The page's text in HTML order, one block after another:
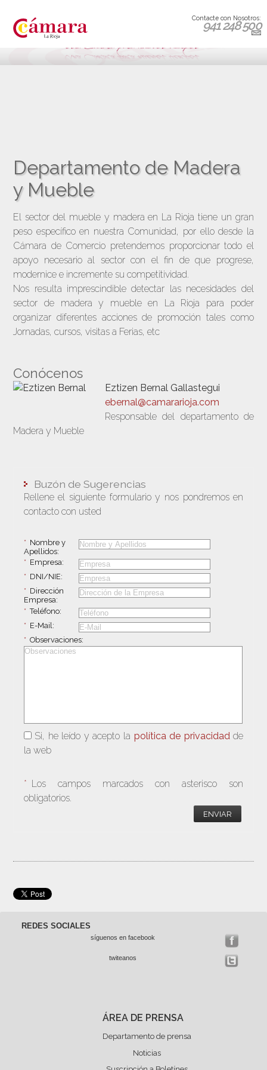
Contacte con Nosotros:
941 248 500
Departamento de Madera
y Mueble
El sector del mueble y madera en La Rioja tiene un gran
peso específico en nuestra Comunidad, por ello desde la
Cámara de Comercio pretendemos proporcionar todo el
apoyo necesario al sector con el fin de que progrese,
modernice e incremente su competitividad.
Nos resulta imprescindible detectar las necesidades del
sector de madera y mueble en La Rioja para poder
organizar diferentes acciones de promoción tales como
Jornadas, cursos, visitas a Ferias, etc
Conócenos
Eztizen Bernal Gallastegui
ebernal@camararioja.com
Responsable del departamento de
Madera y Mueble
Buzón de Sugerencias
Rellene el siguiente formulario y nos pondremos en
contacto con usted
* Nombre y
Apellidos:
* Empresa:
* DNI/NIE:
* Dirección
Empresa:
* Teléfono:
* E-Mail:
* Observaciones:
Si, he leído y acepto la política de privacidadde
la web
* Los campos marcados con asterisco son
obligatorios.
ENVIAR
REDES SOCIALES
síguenos en facebook
twiteanos
ÁREA DE PRENSA
Departamento de prensa
Noticias